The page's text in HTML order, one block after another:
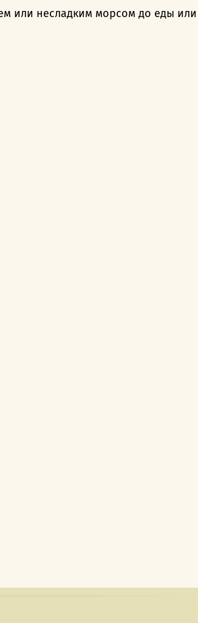
или несладким морсом до еды